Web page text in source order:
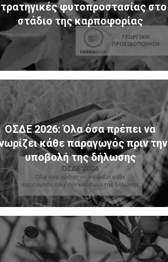
φυτοπροστασίας στο
στάδιο της καρποφορίας
ΟΣΔΕ 2026: Όλα όσα πρέπει να
κάθε παραγωγός πριν την
υποβολή της δήλωσης